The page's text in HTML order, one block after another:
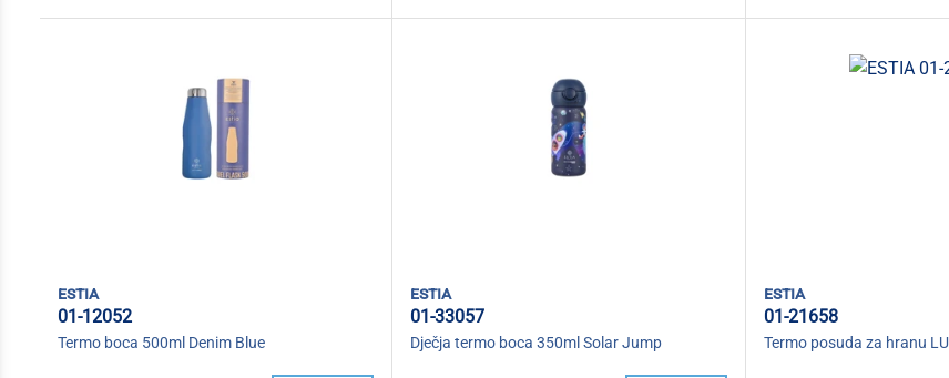
estia
01-12052
Termo boca 500ml Denim Blue
estia
01-33057
Dječja termo boca 350ml Solar Jump
estia
01-21658
Termo posuda za hranu